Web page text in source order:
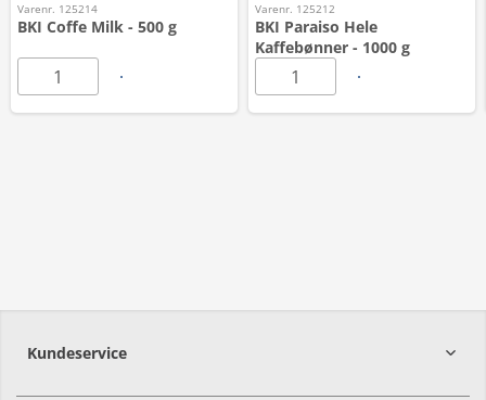
Varenr. 125214
BKI Coffe Milk - 500 g
Varenr. 125212
BKI Paraiso Hele
Kaffebønner - 1000 g
Kundeservice